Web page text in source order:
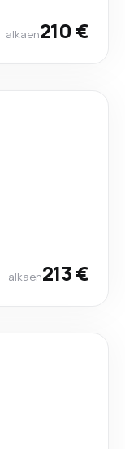
alkaen210 €
alkaen213 €